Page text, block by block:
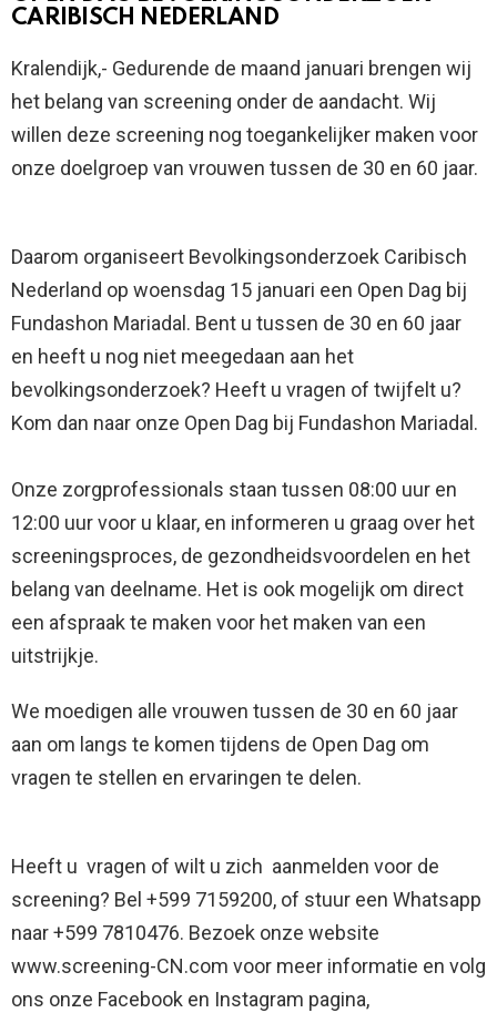
CARIBISCH NEDERLAND
Kralendijk,- Gedurende de maand januari brengen wij
het belang van screening onder de aandacht. Wij
willen deze screening nog toegankelijker maken voor
onze doelgroep van vrouwen tussen de 30 en 60 jaar.
Daarom organiseert Bevolkingsonderzoek Caribisch
Nederland op woensdag 15 januari een Open Dag bij
Fundashon Mariadal. Bent u tussen de 30 en 60 jaar
en heeft u nog niet meegedaan aan het
bevolkingsonderzoek? Heeft u vragen of twijfelt u?
Kom dan naar onze Open Dag bij Fundashon Mariadal.
Onze zorgprofessionals staan tussen 08:00 uur en
12:00 uur voor u klaar, en informeren u graag over het
screeningsproces, de gezondheidsvoordelen en het
belang van deelname. Het is ook mogelijk om direct
een afspraak te maken voor het maken van een
uitstrijkje.
We moedigen alle vrouwen tussen de 30 en 60 jaar
aan om langs te komen tijdens de Open Dag om
vragen te stellen en ervaringen te delen.
Heeft u vragen of wilt u zich aanmelden voor de
screening? Bel +599 7159200, of stuur een Whatsapp
naar +599 7810476. Bezoek onze website
www.screening-CN.com voor meer informatie en volg
ons onze Facebook en Instagram pagina,